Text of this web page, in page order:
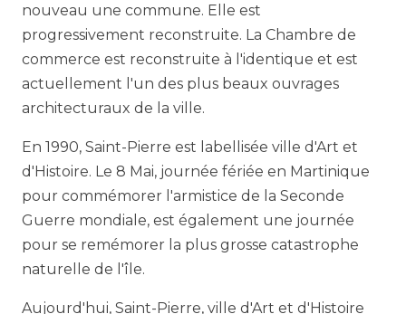
nouveau une commune. Elle est
progressivement reconstruite. La Chambre de
commerce est reconstruite à l'identique et est
actuellement l'un des plus beaux ouvrages
architecturaux de la ville.
En 1990, Saint-Pierre est labellisée ville d'Art et
d'Histoire. Le 8 Mai, journée fériée en Martinique
pour commémorer l'armistice de la Seconde
Guerre mondiale, est également une journée
pour se remémorer la plus grosse catastrophe
naturelle de l'île.
Aujourd'hui, Saint-Pierre, ville d'Art et d'Histoire